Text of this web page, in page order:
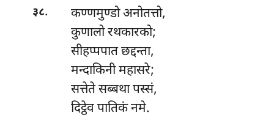
३८.
कण्णमुण्डो अनोतत्तो,
कुणालो रथकारको;
सीहप्पपात छद्दन्ता,
मन्दाकिनी महासरे;
सत्तेतेसब्बथा पस्सं,
दिट्ठेव पातिकं नमे.